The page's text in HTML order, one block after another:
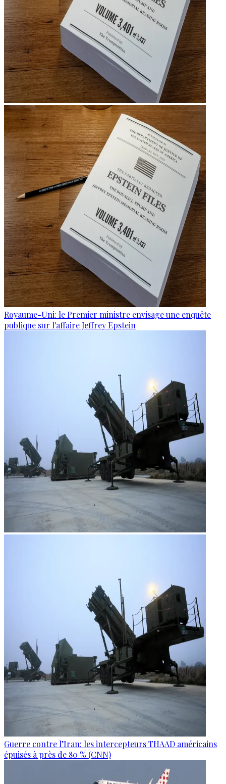
Royaume-Uni: le Premier ministre envisage une enquête
publique sur l'affaire Jeffrey Epstein
Guerre contre l’Iran: les intercepteurs THAAD américains
épuisés à près de 80 % (CNN)